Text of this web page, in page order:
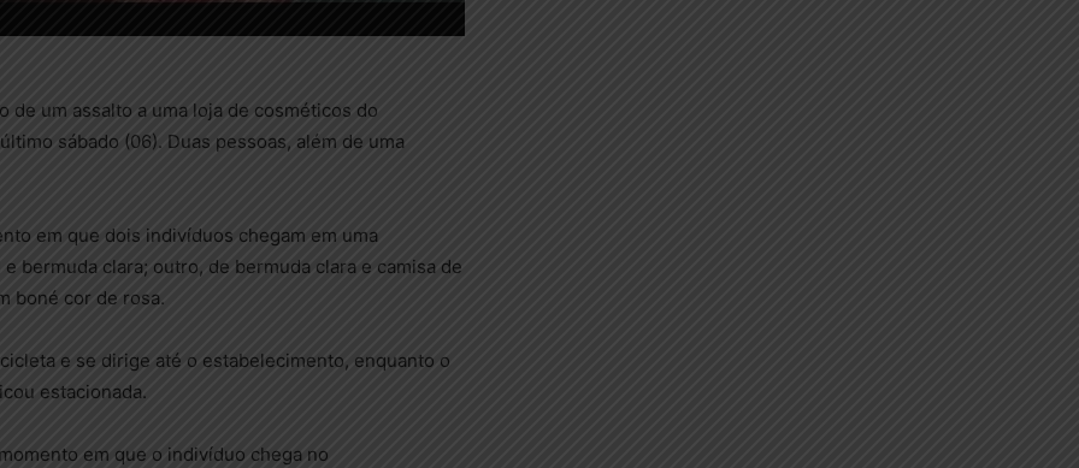
de um assalto a uma loja de cosméticos do
sábado (06). Duas pessoas, além de uma
em que dois indivíduos chegam em uma
bermuda clara; outro, de bermuda clara e camisa de
boné cor de rosa.
e se dirige até o estabelecimento, enquanto o
estacionada.
em que o indivíduo chega no